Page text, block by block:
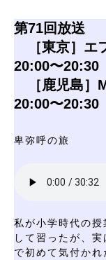
第71回放送
［東京］エ
20:00〜20:30
［鹿児島］
20:00〜20:30
卑弥呼の旅
私が小学時代の授
して習ったが、
で初めて気付か